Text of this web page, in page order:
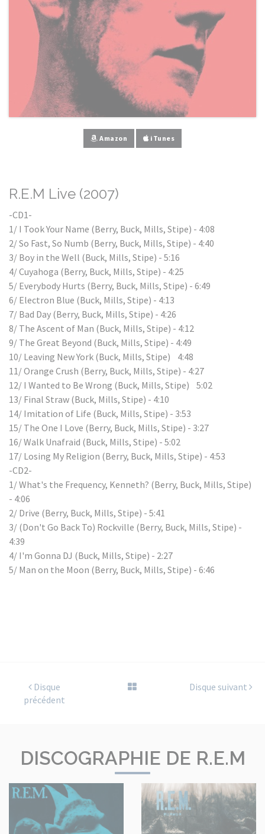
Amazon iTunes
R.E.M Live (2007)
-CD1-
1/ I Took Your Name (Berry, Buck, Mills, Stipe) - 4:08
2/ So Fast, So Numb (Berry, Buck, Mills, Stipe) - 4:40
3/ Boy in the Well (Buck, Mills, Stipe) - 5:16
4/ Cuyahoga (Berry, Buck, Mills, Stipe) - 4:25
5/ Everybody Hurts (Berry, Buck, Mills, Stipe) - 6:49
6/ Electron Blue (Buck, Mills, Stipe) - 4:13
7/ Bad Day (Berry, Buck, Mills, Stipe) - 4:26
8/ The Ascent of Man (Buck, Mills, Stipe) - 4:12
9/ The Great Beyond (Buck, Mills, Stipe) - 4:49
10/ Leaving New York (Buck, Mills, Stipe) 4:48
11/ Orange Crush (Berry, Buck, Mills, Stipe) - 4:27
12/ I Wanted to Be Wrong (Buck, Mills, Stipe) 5:02
13/ Final Straw (Buck, Mills, Stipe) - 4:10
14/ Imitation of Life (Buck, Mills, Stipe) - 3:53
15/ The One I Love (Berry, Buck, Mills, Stipe) - 3:27
16/ Walk Unafraid (Buck, Mills, Stipe) - 5:02
17/ Losing My Religion (Berry, Buck, Mills, Stipe) - 4:53
-CD2-
1/ What's the Frequency, Kenneth? (Berry, Buck, Mills, Stipe)
- 4:06
2/ Drive (Berry, Buck, Mills, Stipe) - 5:41
3/ (Don't Go Back To) Rockville (Berry, Buck, Mills, Stipe) -
4:39
4/ I'm Gonna DJ (Buck, Mills, Stipe) - 2:27
5/ Man on the Moon (Berry, Buck, Mills, Stipe) - 6:46
Disque
précédent
Disque suivant
DISCOGRAPHIE DE R.E.M